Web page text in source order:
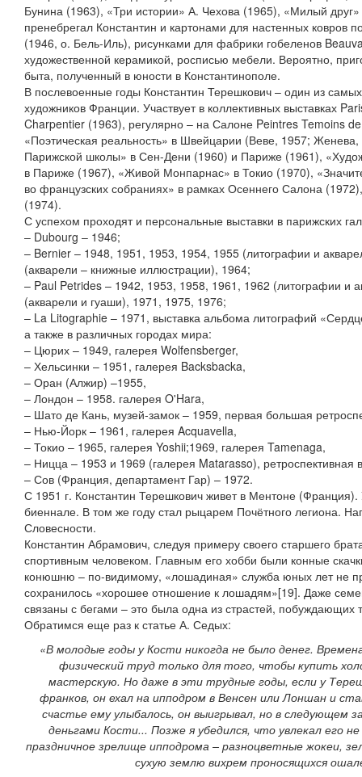
Бунина (1963), «Три истории» А. Чехова (1965), «Милый
пренебрегал Константин и картонами для настенных ковров
(1946, о. Бель-Иль), рисунками для фабрики гобеленов
художественной керамикой, росписью мебели. Вероятно,
быта, полученный в юности в Константинополе.
В послевоенные годы Константин Терешкович – один из
художников Франции. Участвует в коллективных выставках
Charpentier (1963), регулярно – на Салоне Peintres Temoins
«Поэтическая реальность» в Швейцарии (Веве, 1957;
Парижской школы» в Сен-Дени (1960) и Париже (1961),
в Париже (1967), «Живой Монпарнас» в Токио (1970),
во французских собраниях» в рамках Осеннего Салона
(1974).
С успехом проходят и персональные выставки в парижских
– Dubourg – 1946;
– Bernier – 1948, 1951, 1953, 1954, 1955 (литографии и
(акварели – книжные иллюстрации), 1964;
– Paul Petrides – 1942, 1953, 1958, 1961, 1962 (литографии и
(акварели и гуаши), 1971, 1975, 1976;
– La Litographie – 1971, выставка альбома литографий
а также в различных городах мира:
– Цюрих – 1949, галерея Wolfensberger,
– Хельсинки – 1951, галерея Backsbacka,
– Оран (Алжир) –1955,
– Лондон – 1958. галерея O'Hara,
– Шато де Кань, музей-замок – 1959, первая большая
– Нью-Йорк – 1961, галерея Acquavella,
– Токио – 1965, галерея Yoshii;1969, галерея Tamenaga,
– Ницца – 1953 и 1969 (галерея Matarasso), ретроспективная
– Сов (Франция, департамент Гар) – 1972.
С 1951 г. Константин Терешкович живет в Ментоне
биеннале. В том же году стал рыцарем Почётного легиона.
Словесности.
Константин Абрамович, следуя примеру своего старшего
спортивным человеком. Главным его хобби были конные
конюшню – по-видимому, «лошадиная» служба юных лет не
сохранилось «хорошее отношение к лошадям»[19]. Даже
связаны с бегами – это была одна из страстей, побуждающих
Обратимся еще раз к статье А. Седых:
«В молодые годы у Кости никогда не было денег.
физический труд только для того, чтобы купить
мастерскую. Но даже в эти трудные годы, если у
франков, он ехал на ипподром в Венсен или Лоншан и
счастье ему улыбалось, он выигрывал, но в следующем
деньгами Кости... Позже я убедился, что увлекал его
праздничное зрелище ипподрома – разноцветные жокеи,
сухую землю вихрем проносящихся